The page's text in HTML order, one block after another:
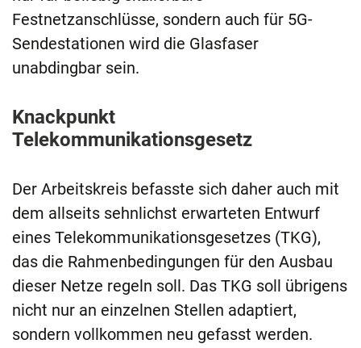
Festnetzanschlüsse, sondern auch für 5G-
Sendestationen wird die Glasfaser
unabdingbar sein.
Knackpunkt
Telekommunikationsgesetz
Der Arbeitskreis befasste sich daher auch mit
dem allseits sehnlichst erwarteten Entwurf
eines Telekommunikationsgesetzes (TKG),
das die Rahmenbedingungen für den Ausbau
dieser Netze regeln soll. Das TKG soll übrigens
nicht nur an einzelnen Stellen adaptiert,
sondern vollkommen neu gefasst werden.